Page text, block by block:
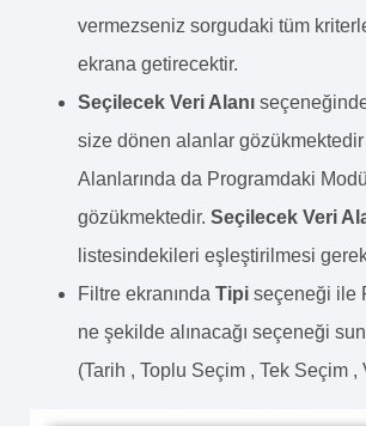
vermezseniz sorgudaki tüm
ekrana getirecektir.
Seçilecek Veri Alanı
size dönen alanlar gözükmektedir
Alanlarında da Programdaki
gözükmektedir. Seçilecek Veri
listesindekileri eşleştirilmesi
Filtre ekranında Tipi seçeneği ile
ne şekilde alınacağı seçeneği
(Tarih , Toplu Seçim , Tek Seçim ,